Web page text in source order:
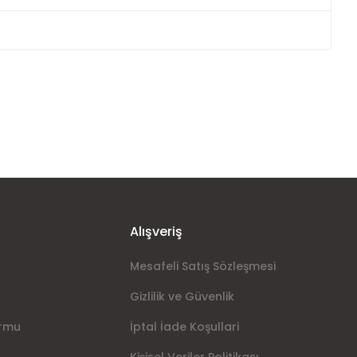
Alışveriş
Mesafeli Satış Sözleşmesi
Gizlilik ve Güvenlik
İptal İade Koşullari